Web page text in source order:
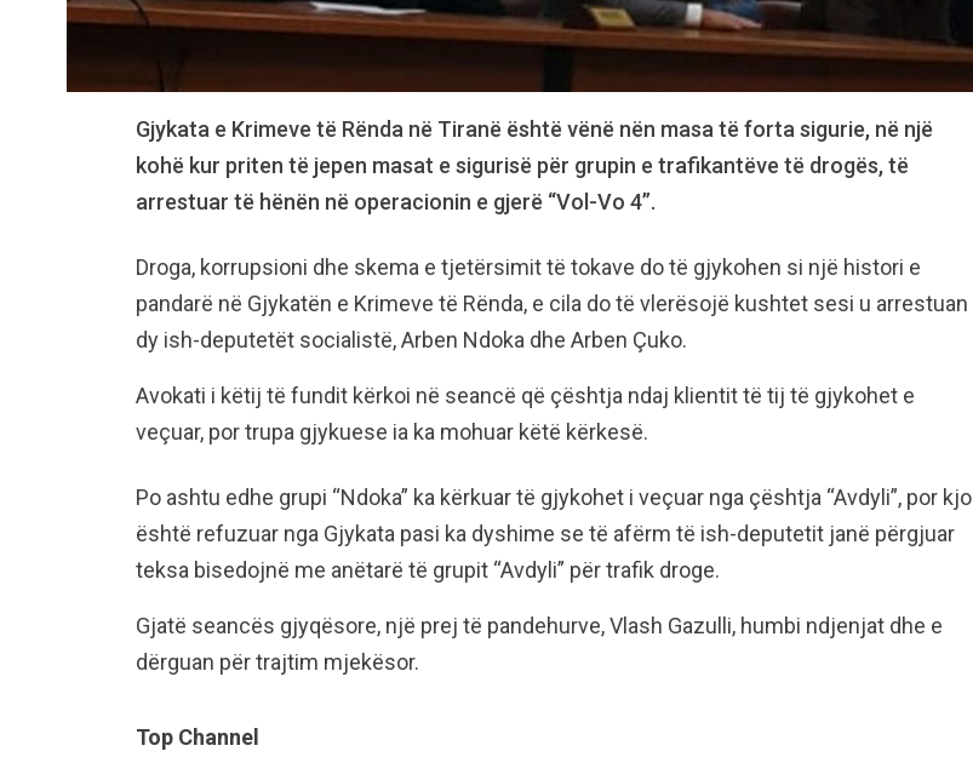
Gjykata e Krimeve të Rënda në Tiranë është vënë nën masa të forta sigurie, në një
kohë kur priten të jepen masat e sigurisë për grupin e trafikantëve të drogës, të
arrestuar të hënën në operacionin e gjerë “Vol-Vo 4”.
Droga, korrupsioni dhe skema e tjetërsimit të tokave do të gjykohen si një histori e
pandarë në Gjykatën e Krimeve të Rënda, e cila do të vlerësojë kushtet sesi u arrestuan
dy ish-deputetët socialistë, Arben Ndoka dhe Arben Çuko.
Avokati i këtij të fundit kërkoi në seancë që çështja ndaj klientit të tij të gjykohet e
veçuar, por trupa gjykuese ia ka mohuar këtë kërkesë.
Po ashtu edhe grupi “Ndoka” ka kërkuar të gjykohet i veçuar nga çështja “Avdyli”, por kjo
është refuzuar nga Gjykata pasi ka dyshime se të afërm të ish-deputetit janë përgjuar
teksa bisedojnë me anëtarë të grupit “Avdyli” për trafik droge.
Gjatë seancës gjyqësore, një prej të pandehurve, Vlash Gazulli, humbi ndjenjat dhe e
dërguan për trajtim mjekësor.
Top Channel